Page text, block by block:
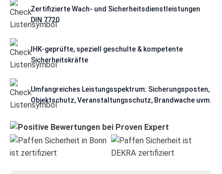
Zertifizierte Wach- und Sicherheitsdienstleistungen
DIN 7720
IHK-geprüfte, speziell geschulte & kompetente
Sicherheitskräfte
Umfangreiches Leistungsspektrum: Sicherungsposten,
Objektschutz, Veranstaltungsschutz, Brandwache uvm.